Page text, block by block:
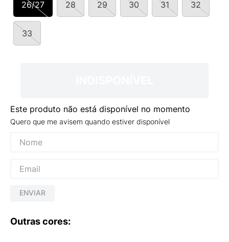
26/27 28 29 30 31 32
33
Este produto não está disponível no momento
Quero que me avisem quando estiver disponível
ENVIAR
Outras cores:
º
NEW 530
10º VANS TÊNIS VANS ULTRARANGE